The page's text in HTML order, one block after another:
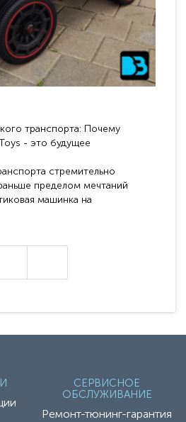
транспорта: Почему
- это будущее
стремительно
пределом мечтаний
машинка на
СЕРВИСНОЕ
ОБСЛУЖИВАНИЕ
Ремонт-тюнинг-гарантия